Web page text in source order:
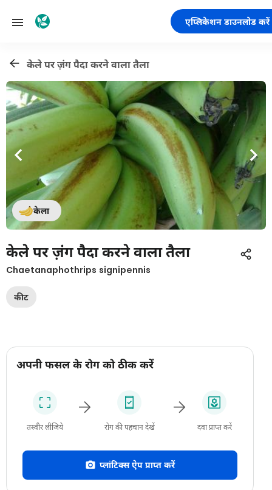
एप्लिकेशन डाउनलोड करें
केले पर ज़ंग पैदा करने वाला तैला
केला
केले पर ज़ंग पैदा करने वाला तैला
Chaetanaphothrips signipennis
कीट
अपनी फसल के रोग को ठीक करें
तस्वीर लीजिये रोग की पहचान देखें दवा प्राप्त करें
प्लांटिक्स ऐप प्राप्त करें